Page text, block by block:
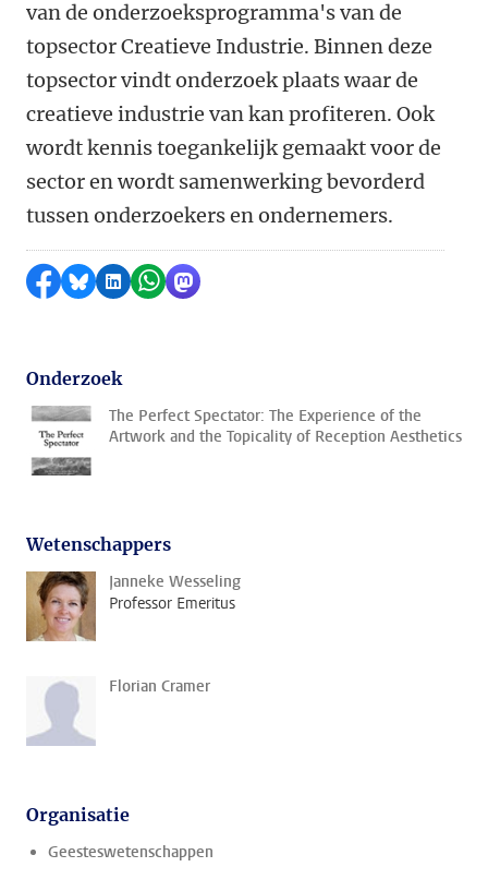
van de onderzoeksprogramma's van de
topsector Creatieve Industrie. Binnen deze
topsector vindt onderzoek plaats waar de
creatieve industrie van kan profiteren. Ook
wordt kennis toegankelijk gemaakt voor de
sector en wordt samenwerking bevorderd
tussen onderzoekers en ondernemers.
Delen op Facebook
Delen via Bluesky
Delen op LinkedIn
Delen via WhatsApp
Delen via Mastodon
Onderzoek
The Perfect Spectator: The Experience of the
Artwork and the Topicality of Reception Aesthetics
Wetenschappers
Janneke Wesseling
Professor Emeritus
Florian Cramer
Organisatie
Geesteswetenschappen